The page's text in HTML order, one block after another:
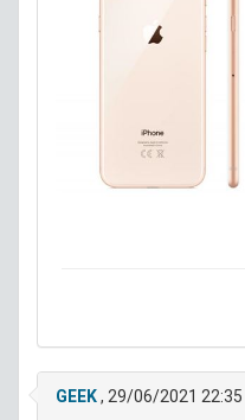
GEEK, 29/06/2021 22:35